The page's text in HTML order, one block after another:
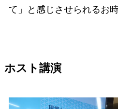
て」と感じさせられるお
ホスト講演